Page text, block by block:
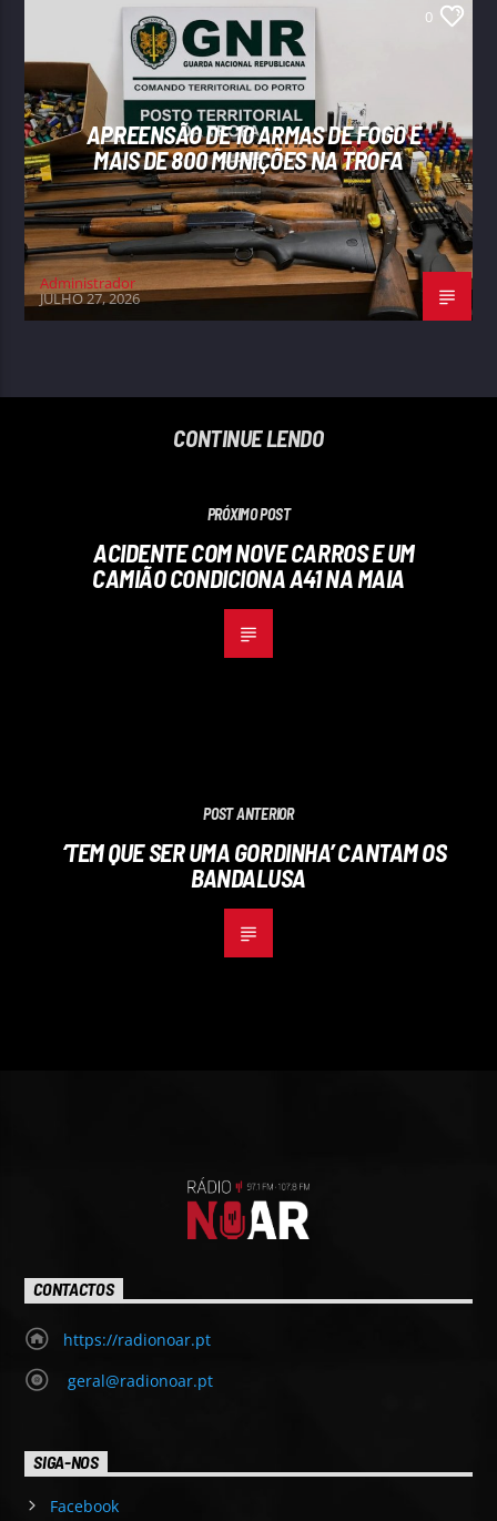
0
APREENSÃO DE 10 ARMAS DE FOGO E
MAIS DE 800 MUNIÇÕES NA TROFA
Administrador
JULHO 27, 2026
CONTINUE LENDO
PRÓXIMO POST
ACIDENTE COM NOVE CARROS E UM
CAMIÃO CONDICIONA A41 NA MAIA
POST ANTERIOR
‘TEM QUE SER UMA GORDINHA’ CANTAM OS
BANDALUSA
CONTACTOS
https://radionoar.pt
geral@radionoar.pt
SIGA-NOS
Facebook